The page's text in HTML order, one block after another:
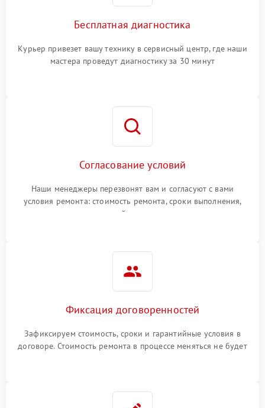
Бесплатная диагностика
Курьер привезет вашу технику в сервисный центр, где наши
мастера проведут диагностику за 30 минут
Согласование условий
Наши менеджеры перезвонят вам и согласуют с вами
условия ремонта: стоимость ремонта, сроки выполнения,
гарантийные условия
Фиксация договоренностей
Зафиксируем стоимость, сроки и гарантийные условия в
договоре. Стоимость ремонта в процессе меняться не будет